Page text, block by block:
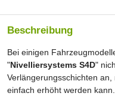
Beschreibung
Bei einigen
"Nivelliersystems S4D"
Verlängerungsschichten
einfach erhöht werden